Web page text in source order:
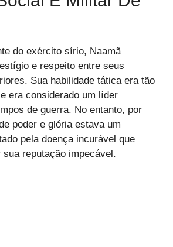
do exército sírio, Naamã
e respeito entre seus
Sua habilidade tática era tão
era considerado um líder
de guerra. No entanto, por
poder e glória estava um
pela doença incurável que
reputação impecável.